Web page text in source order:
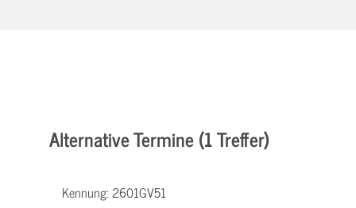
Alternative Termine (1 Treffer)
Kennung:2601GV51